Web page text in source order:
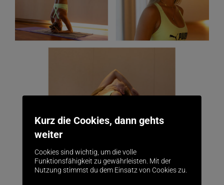
Kurz die Cookies, dann gehts
weiter
Cookies sind wichtig, um die volle
Funktionsfähigkeit zu gewährleisten. Mit der
Nutzung stimmst du dem Einsatz von Cookies zu.